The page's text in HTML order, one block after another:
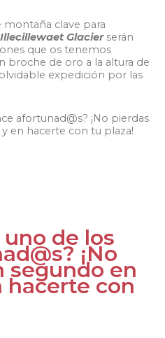
montaña clave para
Illecillewaet Glacierserán
que os tenemos
broche de oro a la altura de
expedición por las
afortunad@s? ¡No pierdas
en hacerte con tu plaza!
de los
¡No
segundo en
hacerte con